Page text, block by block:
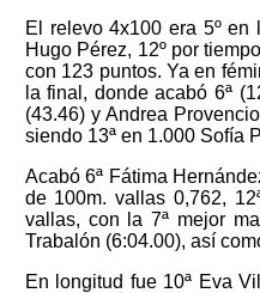
El relevo 4x100 era 5º
Hugo Pérez, 12º por
con 123 puntos. Ya en
la final, donde acabó 6ª
(43.46) y Andrea
siendo 13ª en 1.000 Sofía
Acabó 6ª Fátima
de 100m. vallas 0,762,
vallas, con la 7ª mejor
Trabalón (6:04.00), así
En longitud fue 10ª Eva